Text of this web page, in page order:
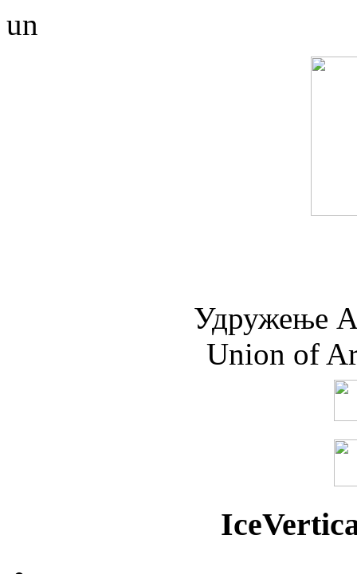
un
Удружењe
Union of